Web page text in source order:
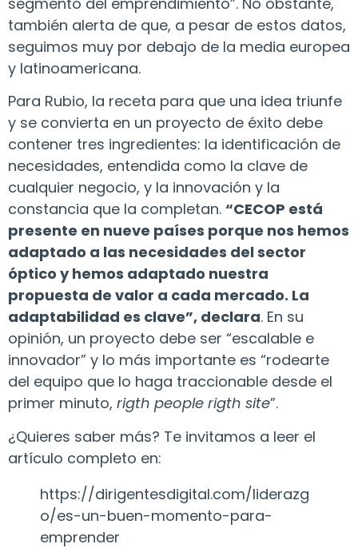
también alerta de que, a pesar de estos datos,
seguimos muy por debajo de la media europea
y latinoamericana.
Para Rubio, la receta para que una idea triunfe
y se convierta en un proyecto de éxito debe
contener tres ingredientes: la identificación de
necesidades, entendida como la clave de
cualquier negocio, y la innovación y la
constancia que la completan. “CECOP está
presente en nueve países porque nos hemos
adaptado a las necesidades del sector
óptico y hemos adaptado nuestra
propuesta de valor a cada mercado. La
adaptabilidad es clave”, declara. En su
opinión, un proyecto debe ser “escalable e
innovador” y lo más importante es “rodearte
del equipo que lo haga traccionable desde el
primer minuto, rigth people rigth site”.
¿Quieres saber más? Te invitamos a leer el
artículo completo en:
https://dirigentesdigital.com/liderazg
o/es-un-buen-momento-para-
emprender